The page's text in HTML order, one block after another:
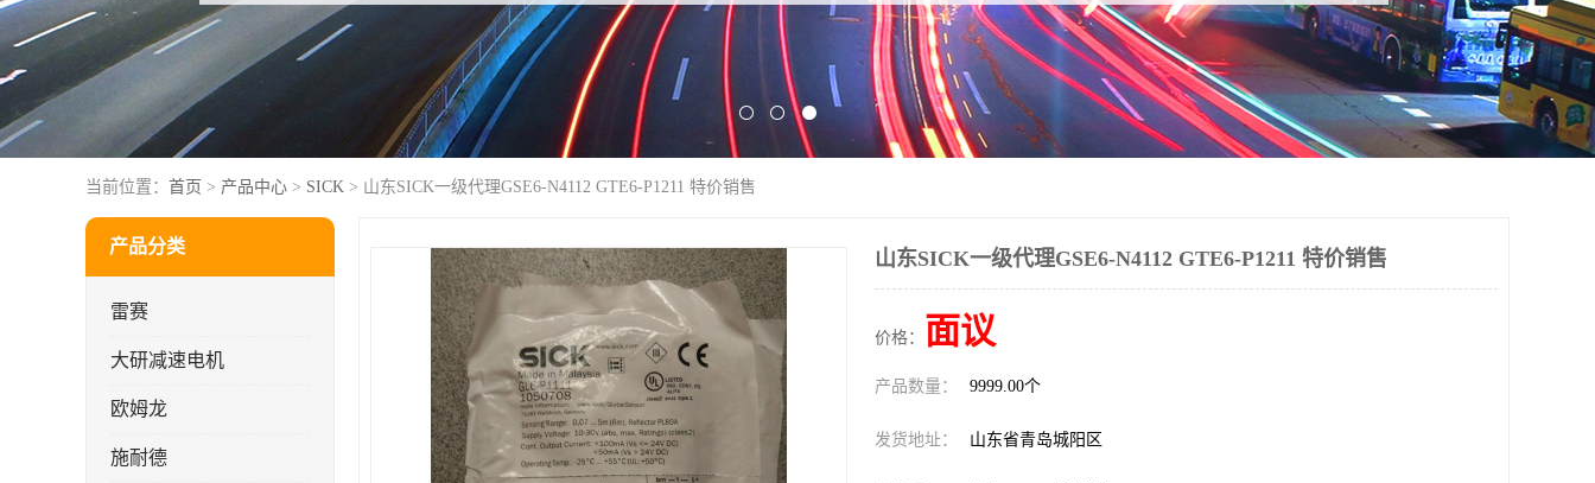
当前位置： 首页 > 产品中心 > SICK > 山东SICK一级代理GSE6-N4112 GTE6-P1211 特价销售
产品分类
雷赛
大研减速电机
欧姆龙
施耐德
山东SICK一级代理GSE6-N4112 GTE6-P1211 特价销售
价格： 面议
产品数量： 9999.00个
发货地址： 山东省青岛城阳区